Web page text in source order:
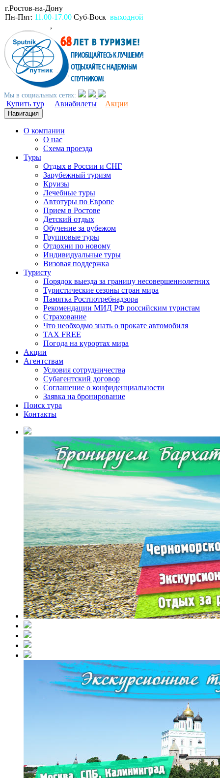
г.Ростов-на-Дону
Пн-Пят: 11.00-17.00 Суб-Воск выходной
,
Мы в социальных сетях:
Купить тур Авиабилеты Акции
Навигация
О компании
О нас
Схема проезда
Туры
Отдых в России и СНГ
Зарубежный туризм
Круизы
Лечебные туры
Автотуры по Европе
Прием в Ростове
Детский отдых
Обучение за рубежом
Групповые туры
Отдохни по новому
Индивидуальные туры
Визовая поддержка
Туристу
Порядок выезда за границу несовершеннолетних
Туристические сезоны стран мира
Памятка Ростпотребнадзора
Рекомендации МИД РФ российским туристам
Страхование
Что необходмо знать о прокате автомобиля
TAX FREE
Погода на курортах мира
Акции
Агентствам
Условия сотрудничества
Субагентский договор
Соглашение о конфиденциальности
Заявка на бронирование
Поиск тура
Контакты